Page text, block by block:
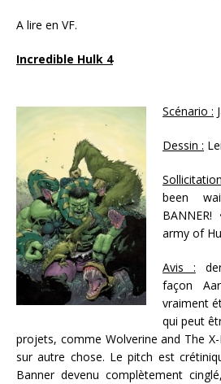
A lire en VF.
Incredible Hulk 4
Scénario :
Dessin :
Sollicitation
been
army of
Avis :
façon
vraiment
qui peut
projets, comme Wolverine and The
sur autre chose. Le pitch est
Banner devenu complètement